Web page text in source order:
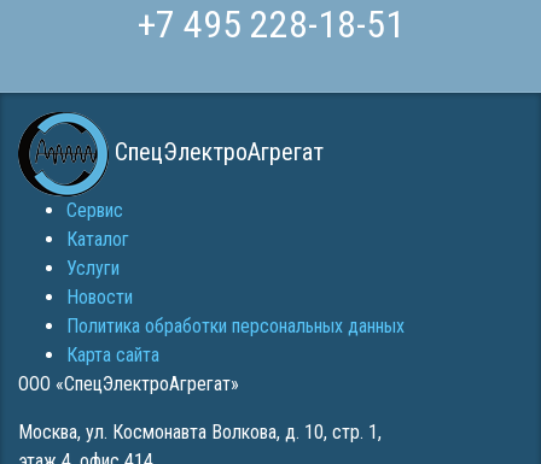
+7 495 228-18-51
СпецЭлектроАгрегат
Сервис
Каталог
Услуги
Новости
Политика обработки персональных данных
Карта сайта
ООО «СпецЭлектроАгрегат»
Москва, ул. Космонавта Волкова, д. 10, стр. 1,